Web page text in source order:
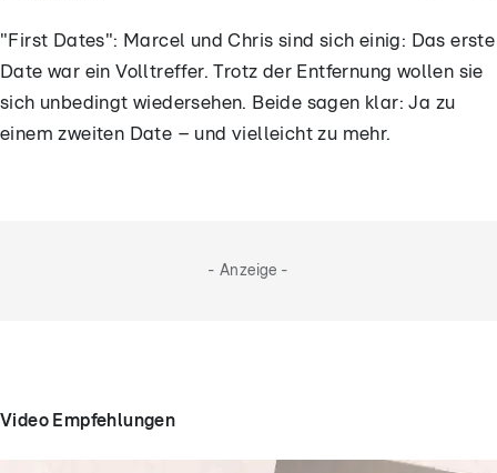
"First Dates": Marcel und Chris sind sich einig: Das erste
Date war ein Volltreffer. Trotz der Entfernung wollen sie
sich unbedingt wiedersehen. Beide sagen klar: Ja zu
einem zweiten Date – und vielleicht zu mehr.
- Anzeige -
Video Empfehlungen